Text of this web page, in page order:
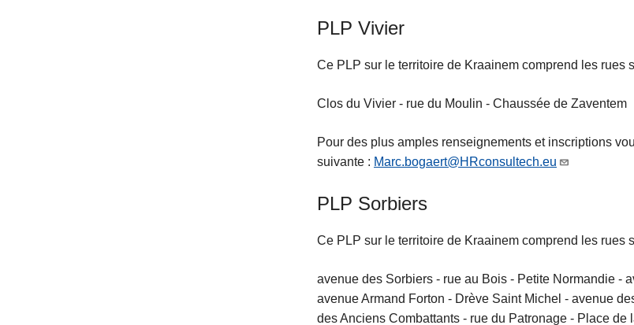
PLP Vivier
Ce PLP sur le territoire de Kraainem comprend les rues
Clos du Vivier - rue du Moulin - Chaussée de Zaventem
Pour des plus amples renseignements et inscriptions
suivante : Marc.bogaert@HRconsultech.eu
PLP Sorbiers
Ce PLP sur le territoire de Kraainem comprend les rues
avenue des Sorbiers - rue au Bois - Petite Normandie -
avenue Armand Forton - Drève Saint Michel - avenue
des Anciens Combattants - rue du Patronage - Place de